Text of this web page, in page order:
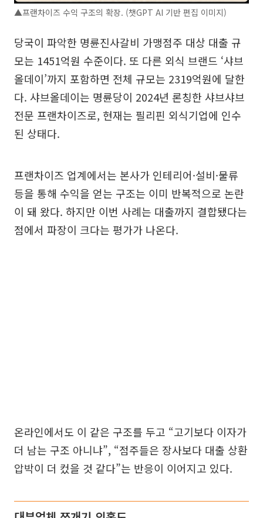
▲프랜차이즈 수익 구조의 확장. (챗GPT AI 기반 편집 이미지)
당국이 파악한 명륜진사갈비 가맹점주 대상 대출 규
모는 1451억원 수준이다. 또 다른 외식 브랜드 ‘샤브
올데이’까지 포함하면 전체 규모는 2319억원에 달한
다. 샤브올데이는 명륜당이 2024년 론칭한 샤브샤브
전문 프랜차이즈로, 현재는 필리핀 외식기업에 인수
된 상태다.
프랜차이즈 업계에서는 본사가 인테리어·설비·물류
등을 통해 수익을 얻는 구조는 이미 반복적으로 논란
이 돼 왔다. 하지만 이번 사례는 대출까지 결합됐다는
점에서 파장이 크다는 평가가 나온다.
온라인에서도 이 같은 구조를 두고 “고기보다 이자가
더 남는 구조 아니냐”, “점주들은 장사보다 대출 상환
압박이 더 컸을 것 같다”는 반응이 이어지고 있다.